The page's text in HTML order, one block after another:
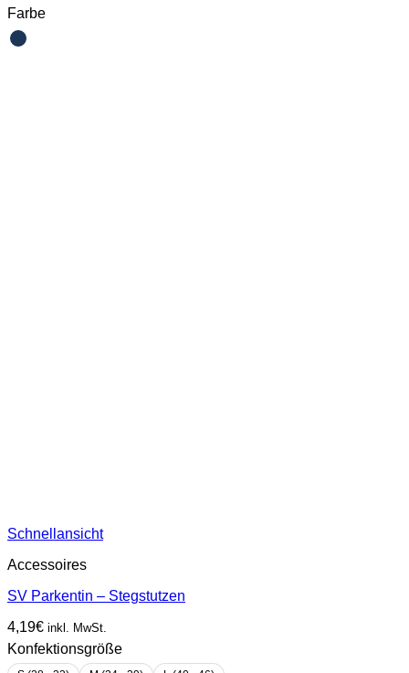
Farbe
Schnellansicht
Accessoires
SV Parkentin – Stegstutzen
4,19€ inkl. MwSt.
Konfektionsgröße